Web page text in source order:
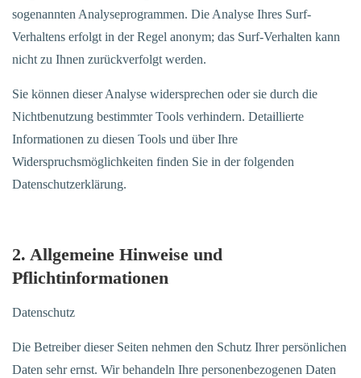
sogenannten Analyseprogrammen. Die Analyse Ihres Surf-
Verhaltens erfolgt in der Regel anonym; das Surf-Verhalten kann
nicht zu Ihnen zurückverfolgt werden.
Sie können dieser Analyse widersprechen oder sie durch die
Nichtbenutzung bestimmter Tools verhindern. Detaillierte
Informationen zu diesen Tools und über Ihre
Widerspruchsmöglichkeiten finden Sie in der folgenden
Datenschutzerklärung.
2. Allgemeine Hinweise und
Pflichtinformationen
Datenschutz
Die Betreiber dieser Seiten nehmen den Schutz Ihrer persönlichen
Daten sehr ernst. Wir behandeln Ihre personenbezogenen Daten